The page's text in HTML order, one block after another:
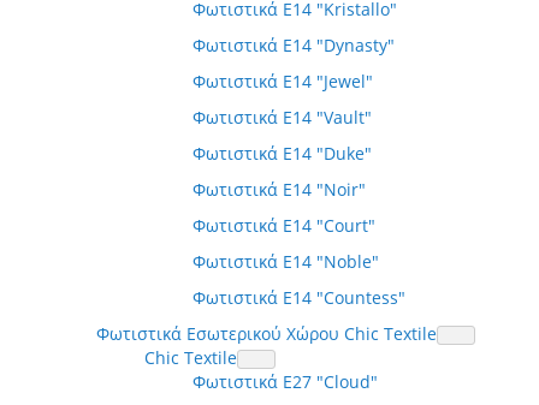
Φωτιστικά E14 "Kristallo"
Φωτιστικά E14 "Dynasty"
Φωτιστικά E14 "Jewel"
Φωτιστικά E14 "Vault"
Φωτιστικά E14 "Duke"
Φωτιστικά E14 "Noir"
Φωτιστικά E14 "Court"
Φωτιστικά E14 "Noble"
Φωτιστικά E14 "Countess"
Φωτιστικά Εσωτερικού Χώρου Chic Textile
Chic Textile
Φωτιστικά E27 "Cloud"